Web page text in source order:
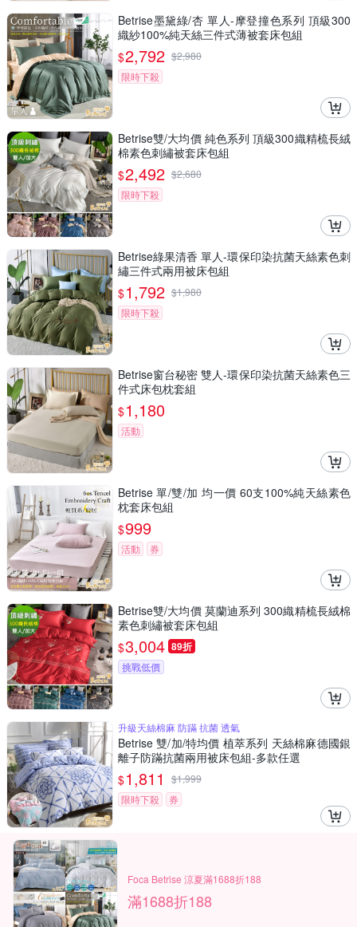
Betrise墨黛綠/杏 單人-摩登撞色系列 頂級300
織紗100%純天絲三件式薄被套床包組
$2,792 $2,980
限時下殺
Betrise雙/大均價 純色系列 頂級300織精梳長絨
棉素色刺繡被套床包組
$2,492 $2,680
限時下殺
Betrise綠果清香 單人-環保印染抗菌天絲素色刺
繡三件式兩用被床包組
$1,792 $1,980
限時下殺
Betrise窗台秘密 雙人-環保印染抗菌天絲素色三
件式床包枕套組
$1,180
活動
Betrise 單/雙/加 均一價 60支100%純天絲素色
枕套床包組
$999
活動 券
Betrise雙/大均價 莫蘭迪系列 300織精梳長絨棉
素色刺繡被套床包組
$3,004 89折
挑戰低價
升級天絲棉麻 防蹣 抗菌 透氣
Betrise 雙/加/特均價 植萃系列 天絲棉麻德國銀
離子防蹣抗菌兩用被床包組-多款任選
$1,811 $1,999
限時下殺
券
Foca Betrise 涼夏滿1688折188
滿1688折188